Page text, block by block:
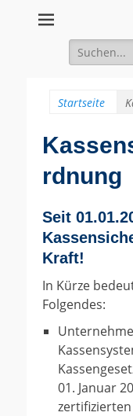
Suche
für:
Startseite
rdnung
Seit
Kraft!
In Kürze
Folgendes:
01. Januar